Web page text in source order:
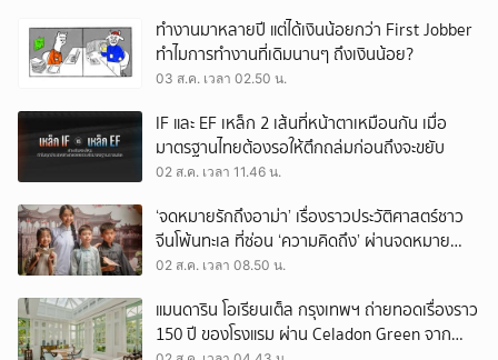
ทำงานมาหลายปี แต่ได้เงินน้อยกว่า First Jobber
ทำไมการทำงานที่เดิมนานๆ ถึงเงินน้อย?
03 ส.ค. เวลา 02.50 น.
IF และ EF เหล็ก 2 เส้นที่หน้าตาเหมือนกัน เมื่อ
มาตรฐานไทยต้องรอให้ตึกถล่มก่อนถึงจะขยับ
02 ส.ค. เวลา 11.46 น.
‘จดหมายรักถึงอาม่า’ เรื่องราวประวัติศาสตร์ชาว
จีนโพ้นทะเล ที่ซ่อน ‘ความคิดถึง’ ผ่านจดหมาย
‘โพยก๊วน’
02 ส.ค. เวลา 08.50 น.
แมนดาริน โอเรียนเต็ล กรุงเทพฯ ถ่ายทอดเรื่องราว
150 ปี ของโรงแรม ผ่าน Celadon Green จาก